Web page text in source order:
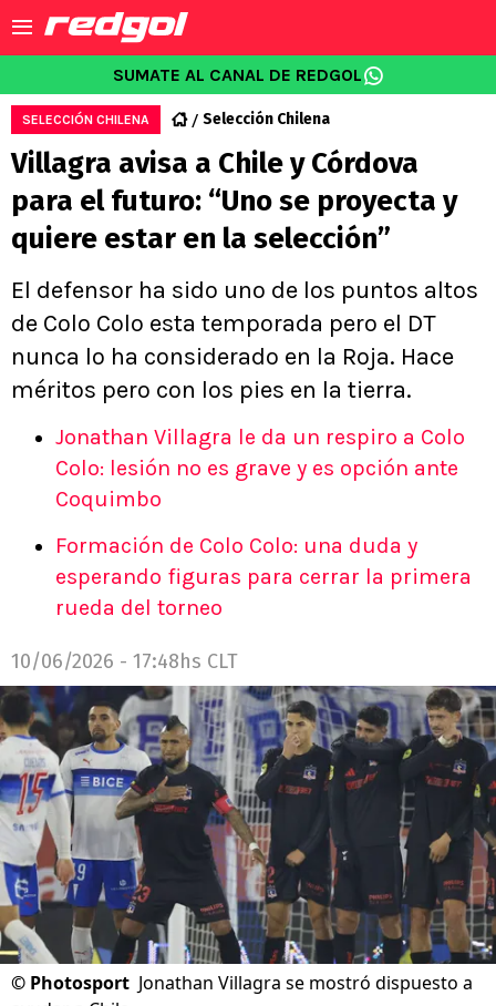
SUMATE AL CANAL DE REDGOL
SELECCIÓN CHILENA Selección Chilena
Villagra avisa a Chile y Córdova
para el futuro: “Uno se proyecta y
quiere estar en la selección”
El defensor ha sido uno de los puntos altos
de Colo Colo esta temporada pero el DT
nunca lo ha considerado en la Roja. Hace
méritos pero con los pies en la tierra.
Jonathan Villagra le da un respiro a Colo
Colo: lesión no es grave y es opción ante
Coquimbo
Formación de Colo Colo: una duda y
esperando figuras para cerrar la primera
rueda del torneo
10/06/2026 - 17:48hs CLT
© Photosport Jonathan Villagra se mostró dispuesto a